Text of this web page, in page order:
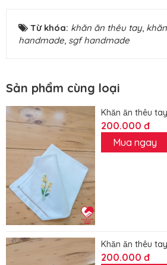
Từ khóa: khăn ăn thêu tay,
handmade, sgf handmade
Sản phẩm cùng loại
Khăn ăn thêu
200.000 đ
Mua ngay
Khăn ăn thêu
200.000 đ